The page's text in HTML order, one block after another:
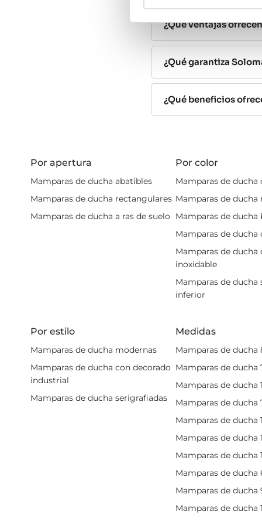
Ambas soluciones,
Ventajas de
En primer lugar, al
será necesario instalar
reducidos. Además,
Y por supuesto, no
calidad, con acabados
Comprar
Una mampara con
Solomamparas
funcional, elegante y
Confía en nuestra
una asesoría
¿Qué ventajas
¿Qué garantiza
¿Qué beneficios
Por apertura
Mamparas de ducha abatibles
Mamparas de ducha rectangulares
Mamparas de ducha a ras de suelo
Por color
Mamparas de ducha
Mamparas de ducha
Mamparas de ducha
Mamparas de ducha
Mamparas de ducha
inoxidable
Mamparas de ducha
inferior
Por estilo
Mamparas de ducha modernas
Mamparas de ducha con decorado
industrial
Mamparas de ducha serigrafiadas
Medidas
Mamparas de ducha
Mamparas de ducha
Mamparas de ducha
Mamparas de ducha
Mamparas de ducha
Mamparas de ducha
Mamparas de ducha
Mamparas de ducha
Mamparas de ducha
Mamparas de ducha